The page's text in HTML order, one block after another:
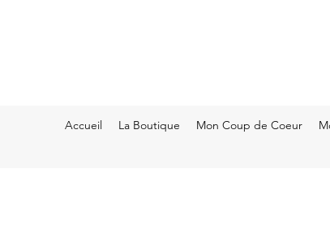
Accueil La Boutique Mon Coup de Coeur